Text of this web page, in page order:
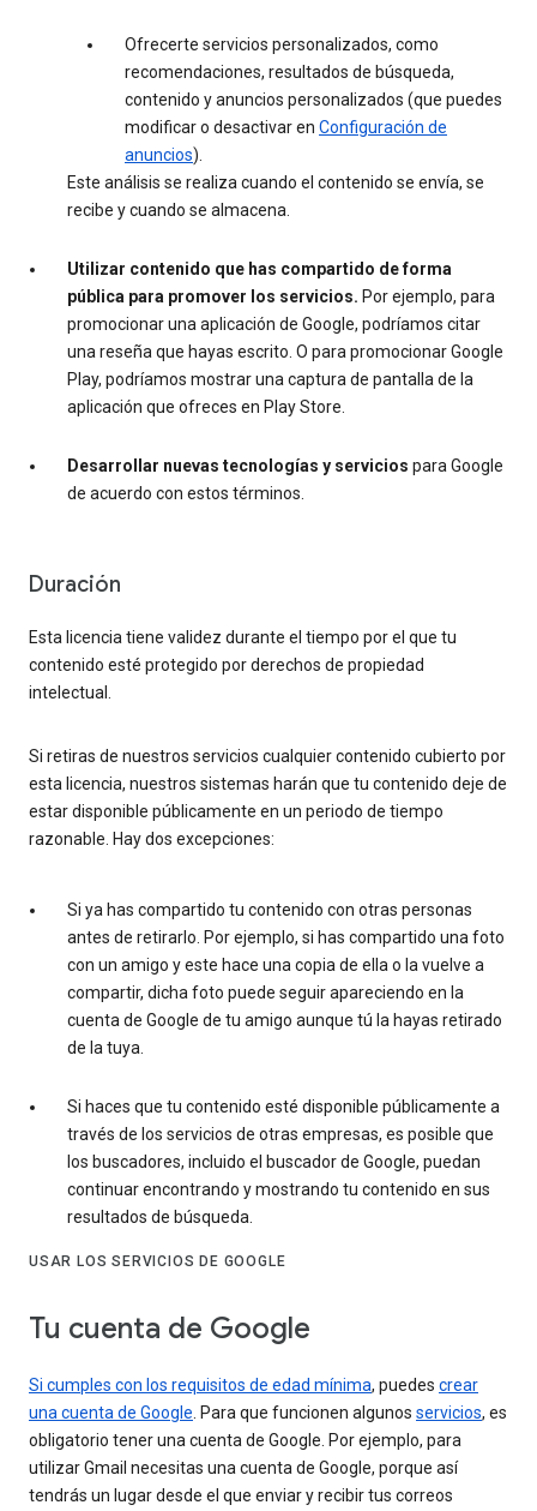
Ofrecerte servicios personalizados, como
recomendaciones, resultados de búsqueda,
contenido y anuncios personalizados (que puedes
modificar o desactivar en Configuración de
anuncios).
Este análisis se realiza cuando el contenido se envía, se
recibe y cuando se almacena.
Utilizar contenido que has compartido de forma
pública para promover los servicios. Por ejemplo, para
promocionar una aplicación de Google, podríamos citar
una reseña que hayas escrito. O para promocionar Google
Play, podríamos mostrar una captura de pantalla de la
aplicación que ofreces en Play Store.
Desarrollar nuevas tecnologías y servicios para Google
de acuerdo con estos términos.
Duración
Esta licencia tiene validez durante el tiempo por el que tu
contenido esté protegido por derechos de propiedad
intelectual.
Si retiras de nuestros servicios cualquier contenido cubierto por
esta licencia, nuestros sistemas harán que tu contenido deje de
estar disponible públicamente en un periodo de tiempo
razonable. Hay dos excepciones:
Si ya has compartido tu contenido con otras personas
antes de retirarlo. Por ejemplo, si has compartido una foto
con un amigo y este hace una copia de ella o la vuelve a
compartir, dicha foto puede seguir apareciendo en la
cuenta de Google de tu amigo aunque tú la hayas retirado
de la tuya.
Si haces que tu contenido esté disponible públicamente a
través de los servicios de otras empresas, es posible que
los buscadores, incluido el buscador de Google, puedan
continuar encontrando y mostrando tu contenido en sus
resultados de búsqueda.
USAR LOS SERVICIOS DE GOOGLE
Tu cuenta de Google
Si cumples con los requisitos de edad mínima, puedes crear
una cuenta de Google . Para que funcionen algunos servicios, es
obligatorio tener una cuenta de Google. Por ejemplo, para
utilizar Gmail necesitas una cuenta de Google, porque así
tendrás un lugar desde el que enviar y recibir tus correos